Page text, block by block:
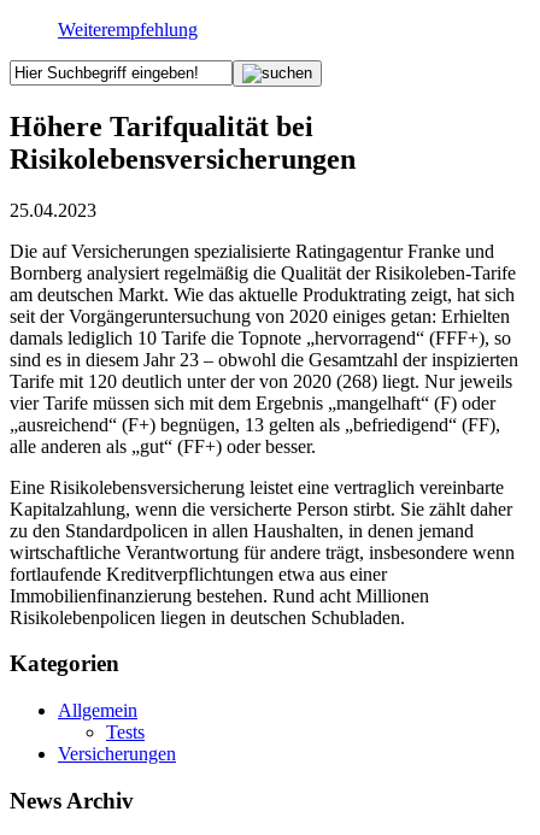
Weiterempfehlung
Höhere Tarifqualität bei
Risikolebensversicherungen
25.04.2023
Die auf Versicherungen spezialisierte Ratingagentur Franke und
Bornberg analysiert regelmäßig die Qualität der Risikoleben-Tarife
am deutschen Markt. Wie das aktuelle Produktrating zeigt, hat sich
seit der Vorgängeruntersuchung von 2020 einiges getan: Erhielten
damals lediglich 10 Tarife die Topnote „hervorragend“ (FFF+), so
sind es in diesem Jahr 23 – obwohl die Gesamtzahl der inspizierten
Tarife mit 120 deutlich unter der von 2020 (268) liegt. Nur jeweils
vier Tarife müssen sich mit dem Ergebnis „mangelhaft“ (F) oder
„ausreichend“ (F+) begnügen, 13 gelten als „befriedigend“ (FF),
alle anderen als „gut“ (FF+) oder besser.
Eine Risikolebensversicherung leistet eine vertraglich vereinbarte
Kapitalzahlung, wenn die versicherte Person stirbt. Sie zählt daher
zu den Standardpolicen in allen Haushalten, in denen jemand
wirtschaftliche Verantwortung für andere trägt, insbesondere wenn
fortlaufende Kreditverpflichtungen etwa aus einer
Immobilienfinanzierung bestehen. Rund acht Millionen
Risikolebenpolicen liegen in deutschen Schubladen.
Kategorien
Allgemein
Tests
Versicherungen
News Archiv